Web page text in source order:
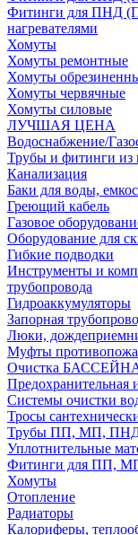
Фитинги для ПНД
нагревателями
Хомуты
Хомуты ремонтные
Хомуты
Хомуты червячные
Хомуты силовые
ЛУЧШАЯ ЦЕНА
Водоснабжение/
Трубы и фитинги из
Канализация
Баки для воды,
Греющий кабель
Газовое
Оборудование для
Гибкие подводки
Инструменты и
трубопровода
Гидроаккумуляторы
Запорная
Люки,
Муфты
Очистка
Предохранительная
Системы очистки
Тросы
Трубы ПП, МП,
Уплотнительные
Фитинги для ПП,
Хомуты
Отопление
Радиаторы
Калориферы,